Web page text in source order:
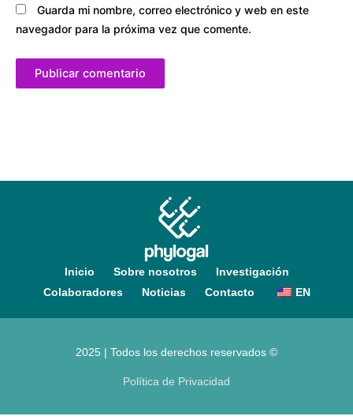
Guarda mi nombre, correo electrónico y web en este
navegador para la próxima vez que comente.
Inicio Sobre nosotros
Investigación
Colaboradores
Noticias Contacto EN
2025 | Todos los derechos reservados ©
Política de Privacidad